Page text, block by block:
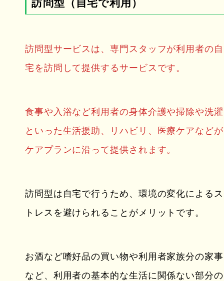
訪問型（自宅で利用）
訪問型サービスは、専門スタッフが利用者の自
宅を訪問して提供するサービスです。
食事や入浴など利用者の身体介護や掃除や洗濯
といった生活援助、リハビリ、医療ケアなどが
ケアプランに沿って提供されます。
訪問型は自宅で行うため、環境の変化によるス
トレスを避けられることがメリットです。
お酒など嗜好品の買い物や利用者家族分の家事
など、利用者の基本的な生活に関係ない部分の